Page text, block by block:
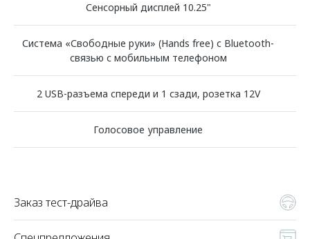
Сенсорный дисплей 10.25"
Система «Свободные руки» (Hands free) с Bluetooth-
связью с мобильным телефоном
2 USB-разъема спереди и 1 сзади, розетка 12V
Голосовое управление
Заказ тест-драйва